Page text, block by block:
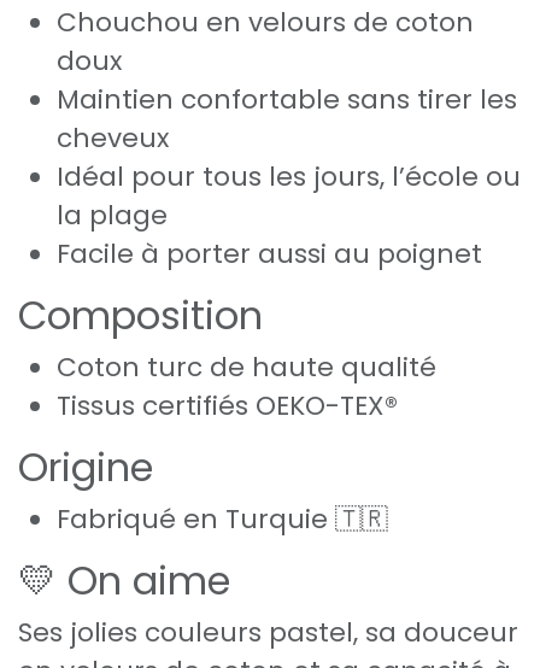
Chouchou en velours de coton
doux
Maintien confortable sans tirer les
cheveux
Idéal pour tous les jours, l’école ou
la plage
Facile à porter aussi au poignet
Composition
Coton turc de haute qualité
Tissus certifiés OEKO-TEX®
Origine
Fabriqué en Turquie 🇹🇷
💛 On aime
Ses jolies couleurs pastel, sa douceur